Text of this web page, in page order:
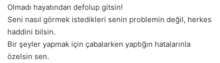
Olmadı hayatından defolup gitsin!
Seni nasıl görmek istedikleri senin problemin değil, herkes
haddini bilsin.
Bir şeyler yapmak için çabalarken yaptığın hatalarınla
özelsin sen.